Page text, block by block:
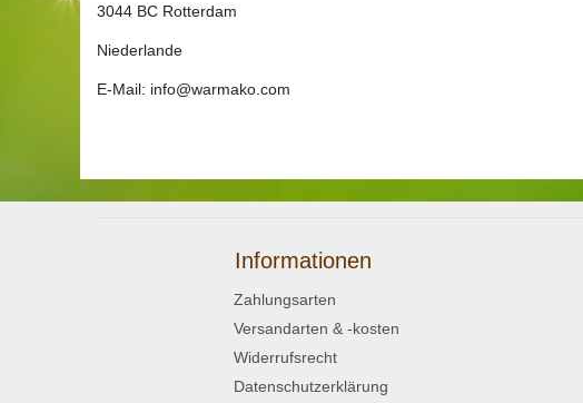
3044 BC Rotterdam
Niederlande
E-Mail: info@warmako.com
Informationen
Zahlungsarten
Versandarten & -kosten
Widerrufsrecht
Datenschutzerklärung